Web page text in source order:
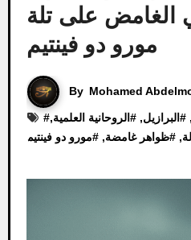
الغامض على تلة
مورو دو فينتيم
By Mohamed
# , # البرازيل, # الروحانية العلمية,
, #ظواهر غامضة, #مورو دو فينتيم